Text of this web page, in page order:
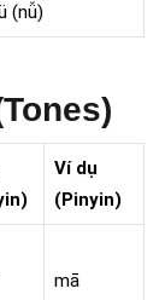
(nǚ)
Ví dụ
(Pinyin)
mā